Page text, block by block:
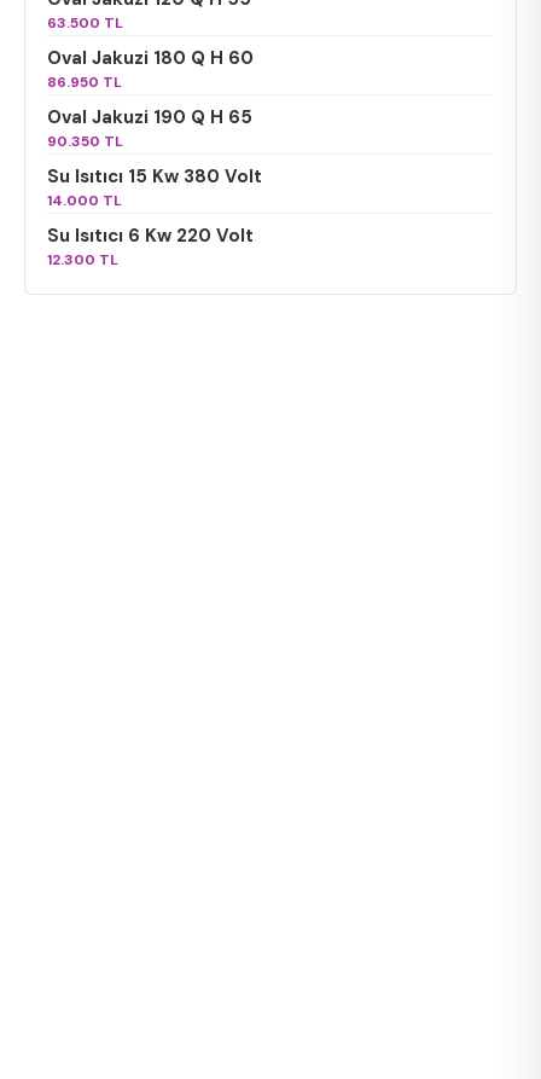
63.500 TL
Oval Jakuzi 180 Q H 60
86.950 TL
Oval Jakuzi 190 Q H 65
90.350 TL
Su Isıtıcı 15 Kw 380 Volt
14.000 TL
Su Isıtıcı 6 Kw 220 Volt
12.300 TL